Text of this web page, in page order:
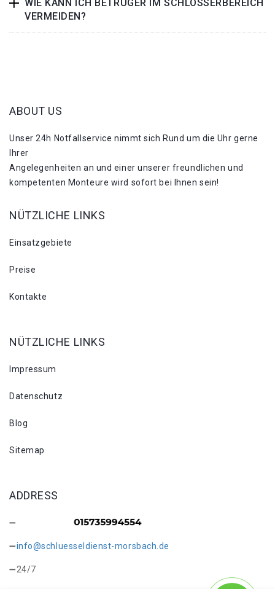
WIE KANN ICH BETRÜGER IM SCHLOSSERBEREICH
VERMEIDEN?
ABOUT US
Unser 24h Notfallservice nimmt sich Rund um die Uhr gerne
Ihrer
Angelegenheiten an und einer unserer freundlichen und
kompetenten Monteure wird sofort bei Ihnen sein!
NÜTZLICHE LINKS
Einsatzgebiete
Preise
Kontakte
NÜTZLICHE LINKS
Impressum
Datenschutz
Blog
Sitemap
ADDRESS
info@schluesseldienst-morsbach.de
24/7